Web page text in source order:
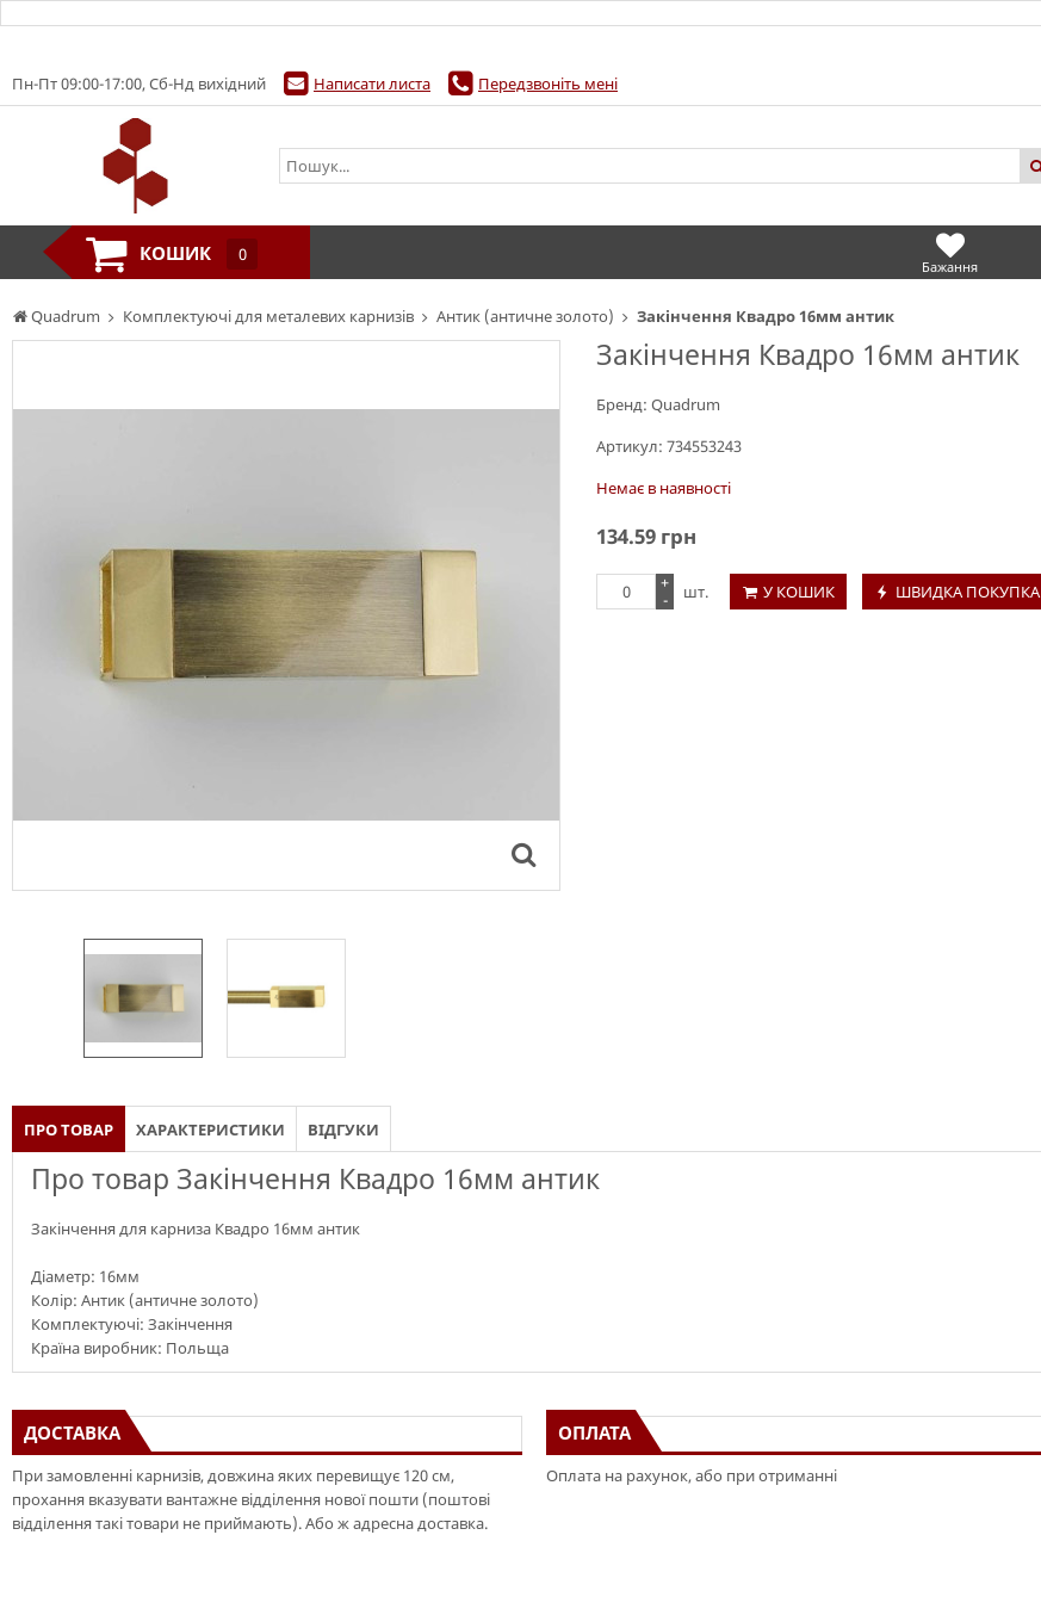
Quadrum Комплектуючі для металевих карнизів Антик (античне золото) Закінчення Квадро 16мм антик
Закінчення Квадро 16мм антик
Бренд: Quadrum
Артикул: 734553243
Немає в наявності
134.59 грн
+
-
шт. У КОШИК ШВИДКА ПОКУПКА
ПРО ТОВАР ХАРАКТЕРИСТИКИ ВІДГУКИ
Про товар Закінчення Квадро 16мм антик
Закінчення для карниза Квадро 16мм антик
Діаметр: 16мм
Колір: Антик (античне золото)
Комплектуючі: Закінчення
Країна виробник: Польща
ДОСТАВКА
При замовленні карнизів, довжина яких перевищує 120 см,
прохання вказувати вантажне відділення нової пошти (поштові
відділення такі товари не приймають). Або ж адресна доставка.
ОПЛАТА
Оплата на рахунок, або при отриманні
Пн-Пт 09:00-17:00, Сб-Нд вихідний Написати листа Передзвоніть мені
КОШИК 0
Бажання